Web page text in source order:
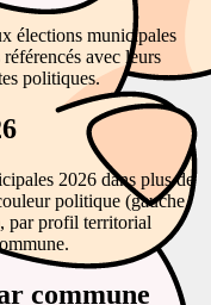
élections municipales
avec leurs
politiques.
2026 dans plus de
politique (gauche,
par profil territorial
commune